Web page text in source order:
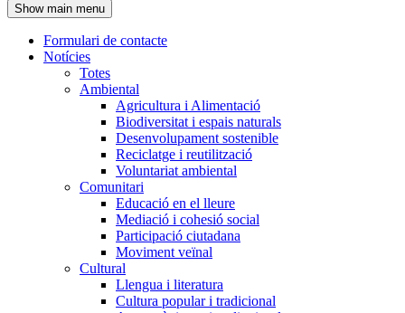
l'encapçalament
Show main menu
Navegació
principal
Formulari de contacte
Notícies
Totes
Ambiental
Agricultura i Alimentació
Biodiversitat i espais naturals
Desenvolupament sostenible
Reciclatge i reutilització
Voluntariat ambiental
Comunitari
Educació en el lleure
Mediació i cohesió social
Participació ciutadana
Moviment veïnal
Cultural
Llengua i literatura
Cultura popular i tradicional